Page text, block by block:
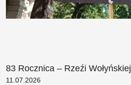
83 Rocznica – Rzeźi Wołyńskiej
11.07.2026